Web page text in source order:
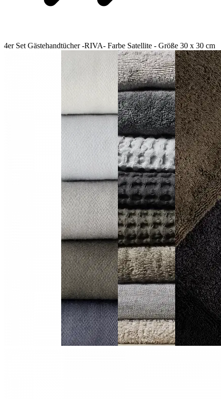
4er Set Gästehandtücher -RIVA- Farbe Satellite - Größe 30 x 30 cm